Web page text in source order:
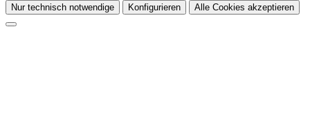
Nur technisch notwendige Konfigurieren Alle Cookies akzeptieren